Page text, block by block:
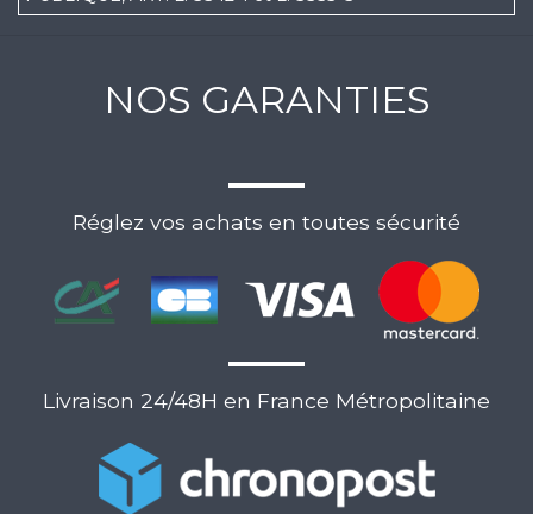
NOS GARANTIES
Réglez vos achats en toutes sécurité
Livraison 24/48H en France Métropolitaine